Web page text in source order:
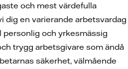
och mest värdefulla
dig en varierande arbetsvardag
och yrkesmässig
trygg arbetsgivare som ändå
säkerhet, välmående